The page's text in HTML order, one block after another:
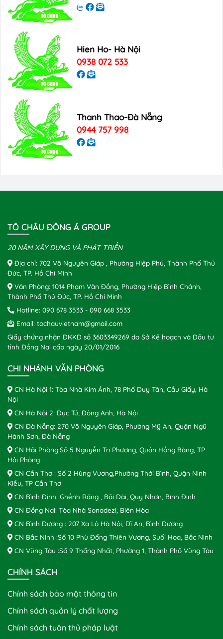
Hien Ho- Hà Nội
0938 072 533
Thanh Thao-Đà Nẵng
0944 757 998
TÔ CHÂU ĐÔNG Á GROUP
20 NĂM XÂY DỰNG VÀ PHÁT TRIỂN
Địa chỉ: 702 Võ Nguyên Giáp , Phường Hiệp Phú, Thành Phố Thủ
Đức, TP. Hồ Chí Minh
Văn Phòng: 1014 Phạm Văn Đồng, Phường Hiệp Bình Chánh,
Thành Phố Thủ Đức, TP. Hồ Chí Minh
Hotline: 090 678 3533 - 090 668 3533
Email: tochauvietnam@gmail.com
Giấy chứng nhận ĐKKD số 3603349269 do Sở Kế hoạch và Đầu tư
tỉnh Đồng Nai cấp ngày 20/01/2016
CHI NHÁNH VĂN PHÒNG
CN Hà Nội 1: Tòa Nhà Kim Ánh, 78 Phố Duy Tân, Cầu Giấy, Hà
Nội
CN Hà Nội 2: Dục Tú, Đông Anh, Hà Nội
CN Đà Nẵng: 270 Võ Nguyên Giáp, Phường Mỹ An, Quận Ngũ
Hành Sơn, Đà Nẵng
CN Hải Phòng:Số 5 Nguyễn Tri Phương, Quận Hồng Bàng, TP
Hải Phòng
CN Cần Thơ : Số 2 Hùng Vương,Phường Thới Bình, Quận Ninh
Kiều, TP Cần Thơ
CN Bình Định: Ghềnh Ráng , Bãi Dài, Quy Nhơn, Bình Định
CN Đồng Nai: Tòa Nhà Sonadezi, Biên Hòa
CN Bình Dương : 207 Xa Lộ Hà Nội, Dĩ An, Bình Dương
CN Bắc Ninh :Số 10 Phù Đổng Thiên Vương, Suối Hoa, Bắc Ninh
CN Vũng Tàu :Số 9 Thống Nhất, Phường 1, Thành Phố Vũng Tàu
CHÍNH SÁCH
Chính sách bảo mật thông tin
Chính sách quản lý chất lượng
Chính sách tuân thủ pháp luật